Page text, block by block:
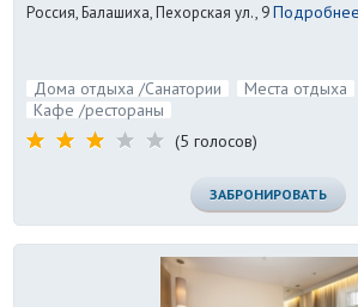
Россия, Балашиха, Пехорская ул., 9
Дома отдыха /Санатории
Места отдыха
Кафе /рестораны
(5 голосов)
ЗАБРОНИРОВАТЬ